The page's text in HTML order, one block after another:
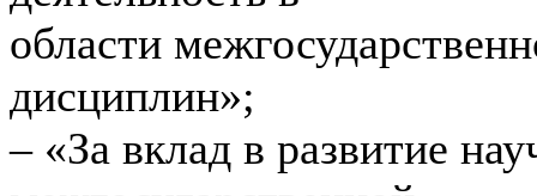
области
дисциплин»;
– «За вклад в развитие